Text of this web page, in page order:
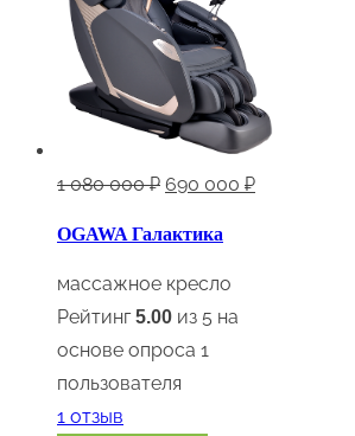
1 080 000₽ Первоначальная
составляла
1
080
000 ₽.
690 000 ₽Текущая
OGAWA Галактика
массажное кресло
Рейтинг5.00 из 5 на
основе опроса 1
пользователя
1 отзыв